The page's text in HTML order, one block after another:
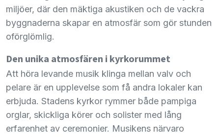
miljöer, där den mäktiga akustiken och de vackra
byggnaderna skapar en atmosfär som gör stunden
oförglömlig.
Den unika atmosfären i kyrkorummet
Att höra levande musik klinga mellan valv och
pelare är en upplevelse som få andra lokaler kan
erbjuda. Stadens kyrkor rymmer både pampiga
orglar, skickliga körer och solister med lång
erfarenhet av ceremonier. Musikens närvaro